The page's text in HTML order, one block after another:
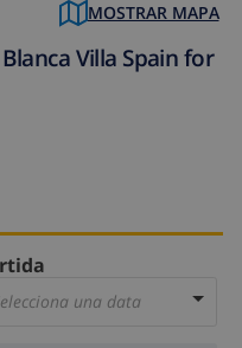
MOSTRAR MAPA
Villa Spain for
una data